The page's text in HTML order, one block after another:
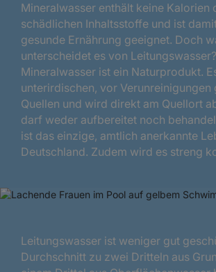
Mineralwasser enthält keine Kalorien
schädlichen Inhaltsstoffe und ist
gesunde Ernährung geeignet. Doch
unterscheidet es von
Mineralwasser ist ein Naturprodukt.
unterirdischen, vor Verunreinigungen
Quellen und wird direkt am Quellort
darf weder aufbereitet noch
ist das einzige, amtlich anerkannte
Deutschland. Zudem wird es streng
Leitungswasser ist weniger gut
Durchschnitt zu zwei Dritteln aus